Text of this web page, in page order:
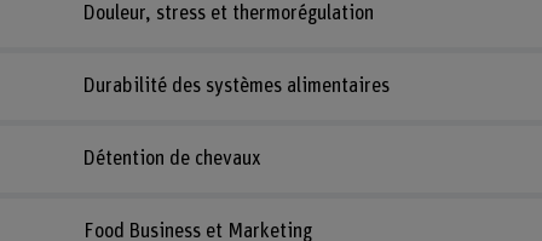
Douleur, stress et thermorégulation
Durabilité des systèmes alimentaires
Détention de chevaux
Food Business et Marketing